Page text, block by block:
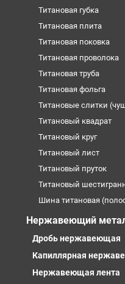
Титановая губка
Титановая плита
Титановая поковка
Титановая проволока
Титановая труба
Титановая фольга
Титановые слитки
Титановый квадрат
Титановый круг
Титановый лист
Титановый пруток
Титановый
Шина титановая
Нержавеющий
Дробь нержавеющая
Капиллярная
Нержавеющая лента